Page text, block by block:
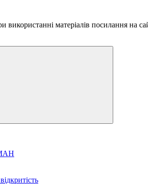
матеріалів посилання на